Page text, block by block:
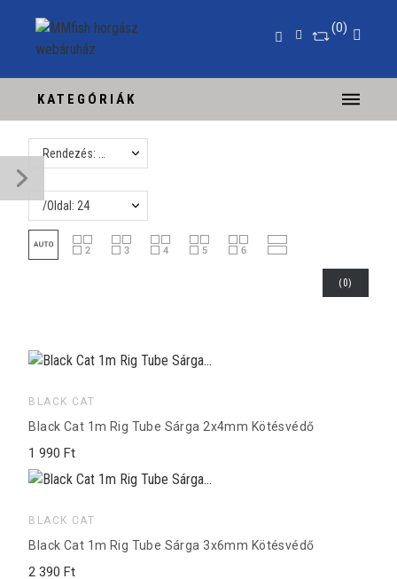
0
KATEGÓRIÁK
/Oldal: 24
(0)
BLACK CAT
Black Cat 1m Rig Tube Sárga 2x4mm Kötésvédő
1 990 Ft
BLACK CAT
Black Cat 1m Rig Tube Sárga 3x6mm Kötésvédő
2 390 Ft